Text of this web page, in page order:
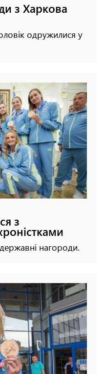
з Харкова
одружилися у
з
нагороди.